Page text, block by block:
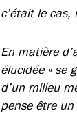
c’était le
En matière
élucidée » se
d’un milieu
pense être un